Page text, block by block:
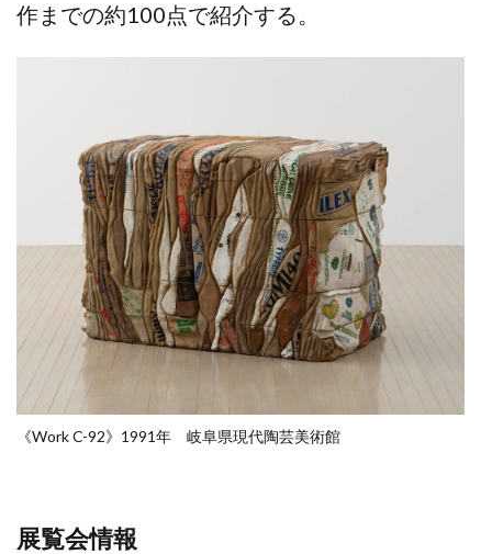
作までの約100点で紹介する。
《Work C-92》1991年 岐阜県現代陶芸美術館
展覧会情報